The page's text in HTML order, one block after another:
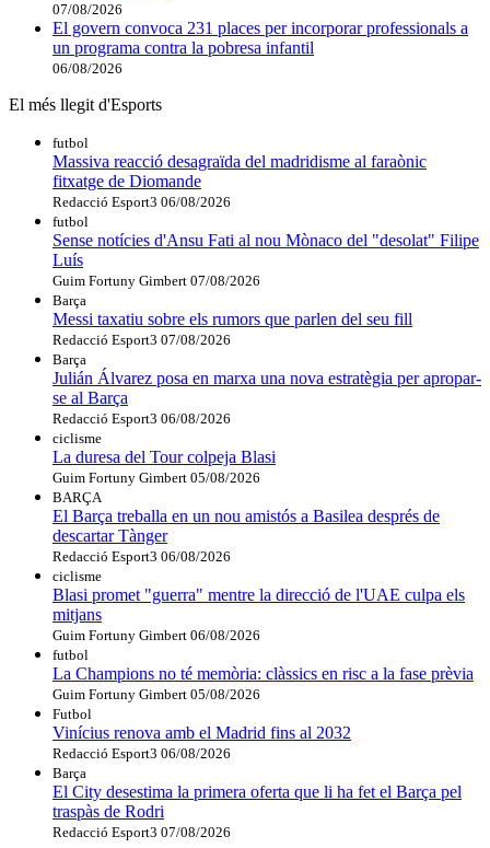
07/08/2026
El govern convoca 231 places per incorporar professionals a
un programa contra la pobresa infantil
06/08/2026
El més llegit d'Esports
futbol
Massiva reacció desagraïda del madridisme al faraònic
fitxatge de Diomande
Redacció Esport3 06/08/2026
futbol
Sense notícies d'Ansu Fati al nou Mònaco del "desolat" Filipe
Luís
Guim Fortuny Gimbert 07/08/2026
Barça
Messi taxatiu sobre els rumors que parlen del seu fill
Redacció Esport3 07/08/2026
Barça
Julián Álvarez posa en marxa una nova estratègia per apropar-
se al Barça
Redacció Esport3 06/08/2026
ciclisme
La duresa del Tour colpeja Blasi
Guim Fortuny Gimbert 05/08/2026
BARÇA
El Barça treballa en un nou amistós a Basilea després de
descartar Tànger
Redacció Esport3 06/08/2026
ciclisme
Blasi promet "guerra" mentre la direcció de l'UAE culpa els
mitjans
Guim Fortuny Gimbert 06/08/2026
futbol
La Champions no té memòria: clàssics en risc a la fase prèvia
Guim Fortuny Gimbert 05/08/2026
Futbol
Vinícius renova amb el Madrid fins al 2032
Redacció Esport3 06/08/2026
Barça
El City desestima la primera oferta que li ha fet el Barça pel
traspàs de Rodri
Redacció Esport3 07/08/2026